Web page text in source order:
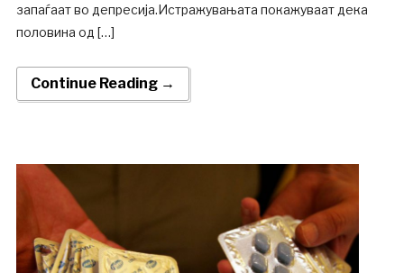
запаѓаат во депресија.Истражувањата покажуваат дека
половина од […]
Continue Reading →